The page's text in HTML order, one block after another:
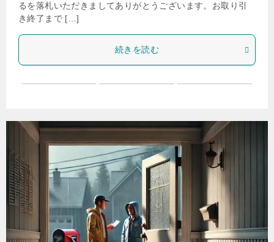
るを落札いただきましてありがとうございます。お取り引
き終了まで […]
続きを読む